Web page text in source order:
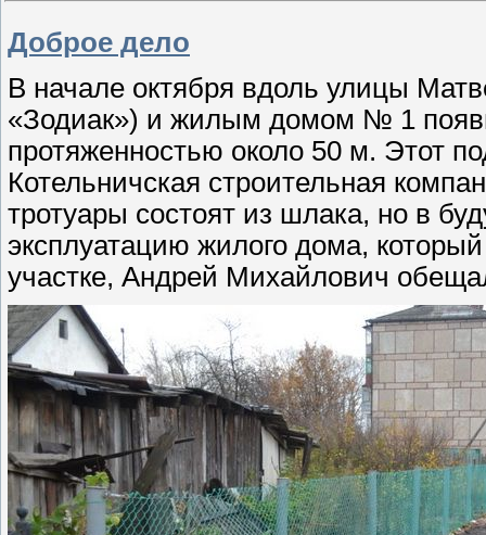
Доброе дело
В начале октября вдоль улицы
«Зодиак») и жилым домом № 1
протяженностью около 50 м. Этот
Котельничская строительная
тротуары состоят из шлака, но в
эксплуатацию жилого дома,
участке, Андрей Михайлович